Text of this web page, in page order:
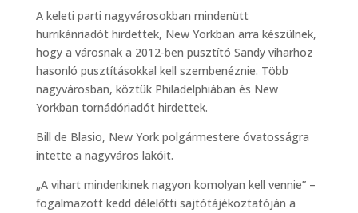
A keleti parti nagyvárosokban mindenütt
hurrikánriadót hirdettek, New Yorkban arra készülnek,
hogy a városnak a 2012-ben pusztító Sandy viharhoz
hasonló pusztításokkal kell szembenéznie. Több
nagyvárosban, köztük Philadelphiában és New
Yorkban tornádóriadót hirdettek.
Bill de Blasio, New York polgármestere óvatosságra
intette a nagyváros lakóit.
„A vihart mindenkinek nagyon komolyan kell vennie” –
fogalmazott kedd délelőtti sajtótájékoztatóján a